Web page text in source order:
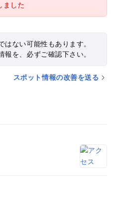
ました
はない可能性もあります。
報を、必ずご確認下さい。
スポット情報の改善を送る